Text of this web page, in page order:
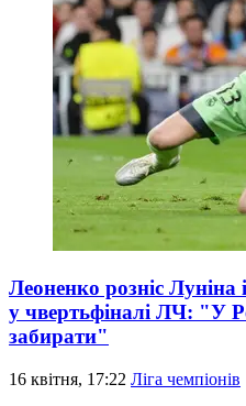
Леоненко розніс Луніна
у чвертьфіналі ЛЧ: "У
забирати"
16 квітня, 17:22 Ліга чемпіонів